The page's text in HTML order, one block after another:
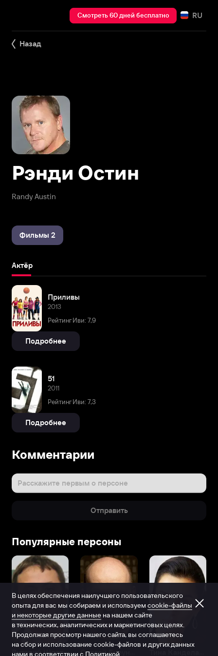
Смотреть 60 дней бесплатно RU
Назад
Randy Austin
Рэнди Остин
Фильмы 2
Актёр
Приливы
2013
Рейтинг Иви: 7,9
Подробнее
51
2011
Рейтинг Иви: 7,3
Подробнее
Комментарии
Расскажите первым о персоне
Отправить
Популярные персоны
Виталий Шляппо
В целях обеспечения наилучшего пользовательского
опыта для вас мы собираем и используем cookie-файлы
и некоторые другие данные на нашем сайте
в технических, аналитических и маркетинговых целях.
Продолжая просмотр нашего сайта, вы соглашаетесь
на сбор и использование cookie-файлов и других данных
нами в соответствии с Политикой